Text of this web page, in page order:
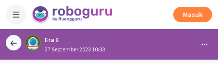
Masuk
Era E
27 September 2023 10:33